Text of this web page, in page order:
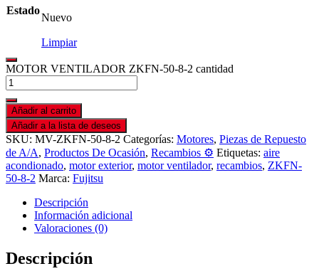
Estado
Nuevo
Limpiar
MOTOR VENTILADOR ZKFN-50-8-2 cantidad
Añadir al carrito
Añadir a la lista de deseos
SKU: MV-ZKFN-50-8-2 Categorías: Motores, Piezas de Repuesto
de A/A, Productos De Ocasión, Recambios ⚙️ Etiquetas: aire
acondionado, motor exterior, motor ventilador, recambios, ZKFN-
50-8-2 Marca: Fujitsu
Descripción
Información adicional
Valoraciones (0)
Descripción